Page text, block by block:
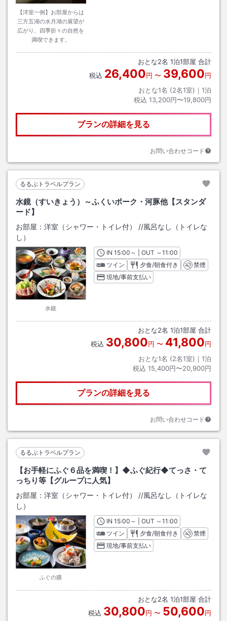
【洋室一例】お部屋からは
三方五湖の水月湖の展望が
広がり、四季折々の自然を
満喫できます。
おとな2名 1泊1部屋 合計
税込 26,400円 〜 39,600円
おとな1名 (2名1室)｜ 1泊
税込 13,200円〜19,800円
プランの詳細を見る
お問い合わせコード
るるぶトラベルプラン
水鏡（すいきょう）～ふくいポーク・河豚他【スタンダ
ード】
お部屋： 洋室（シャワー・トイレ付） //風呂なし（トイレな
し）
水鏡
INチェックイン
15:00 ～ | OUT チェックアウト
～11:00
ツイン
夕食/朝食付き
禁煙
現地/事前支払い
おとな2名 1泊1部屋 合計
税込 30,800円 〜 41,800円
おとな1名 (2名1室)｜ 1泊
税込 15,400円〜20,900円
プランの詳細を見る
お問い合わせコード
るるぶトラベルプラン
【お手軽にふぐ６品を満喫！】◆ふぐ紀行◆てっさ・て
っちり等【グループに人気】
お部屋： 洋室（シャワー・トイレ付） //風呂なし（トイレな
し）
ふぐの膳
INチェックイン
15:00 ～ | OUT チェックアウト
～11:00
ツイン
夕食/朝食付き
禁煙
現地/事前支払い
おとな2名 1泊1部屋 合計
税込 30,800円 〜 50,600円